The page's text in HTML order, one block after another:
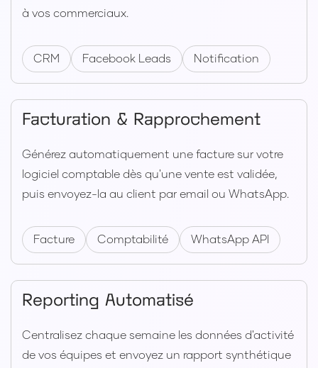
à vos commerciaux.
CRM Facebook Leads Notification
Facturation & Rapprochement
Générez automatiquement une facture sur votre
logiciel comptable dès qu'une vente est validée,
puis envoyez-la au client par email ou WhatsApp.
Facture Comptabilité WhatsApp API
Reporting Automatisé
Centralisez chaque semaine les données d'activité
de vos équipes et envoyez un rapport synthétique